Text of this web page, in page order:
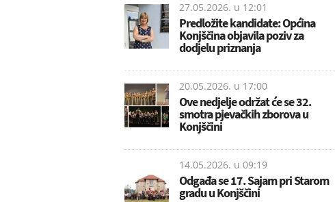
27.05.2026. u 12:01
Predložite kandidate: Općina
Konjščina objavila poziv za
dodjelu priznanja
20.05.2026. u 17:00
Ove nedjelje održat će se 32.
smotra pjevačkih zborova u
Konjščini
14.05.2026. u 09:19
Odgađa se 17. Sajam pri Starom
gradu u Konjščini